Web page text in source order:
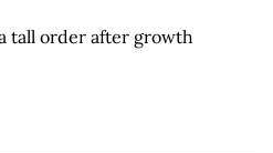
tall order after growth